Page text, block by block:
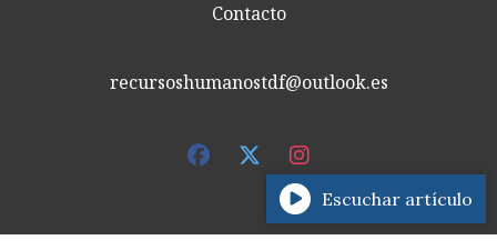
Contacto
recursoshumanostdf@outlook.es
Escuchar artículo